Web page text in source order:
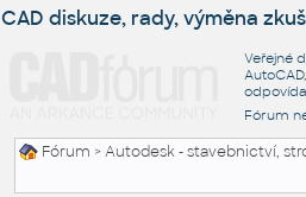
CAD diskuze, rady, výměna
Veřejné
Fórum
Fórum >Autodesk - stavebnictví,